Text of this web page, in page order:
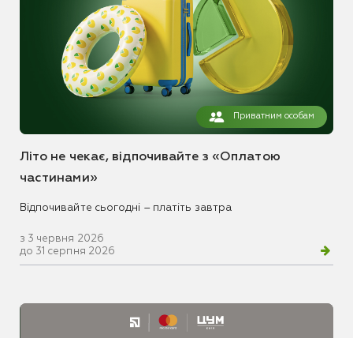
Приватним особам
Літо не чекає, відпочивайте з «Оплатою
частинами»
Відпочивайте сьогодні – платіть завтра
з 3 червня 2026
до 31 серпня 2026